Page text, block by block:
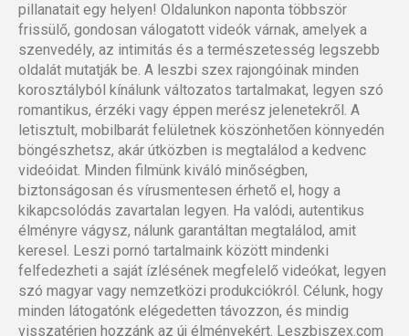
pillanatait egy helyen! Oldalunkon naponta többször
frissülő, gondosan válogatott videók várnak, amelyek a
szenvedély, az intimitás és a természetesség legszebb
oldalát mutatják be. A leszbi szex rajongóinak minden
korosztályból kínálunk változatos tartalmakat, legyen szó
romantikus, érzéki vagy éppen merész jelenetekről. A
letisztult, mobilbarát felületnek köszönhetően könnyedén
böngészhetsz, akár útközben is megtalálod a kedvenc
videóidat. Minden filmünk kiváló minőségben,
biztonságosan és vírusmentesen érhető el, hogy a
kikapcsolódás zavartalan legyen. Ha valódi, autentikus
élményre vágysz, nálunk garantáltan megtalálod, amit
keresel. Leszi pornó tartalmaink között mindenki
felfedezheti a saját ízlésének megfelelő videókat, legyen
szó magyar vagy nemzetközi produkciókról. Célunk, hogy
minden látogatónk elégedetten távozzon, és mindig
visszatérjen hozzánk az új élményekért. Leszbiszex.com